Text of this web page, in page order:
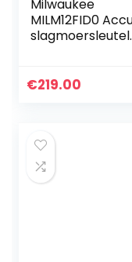
Milwaukee
MILM12FID0
slagmoersleutel
& zwart
€219.00